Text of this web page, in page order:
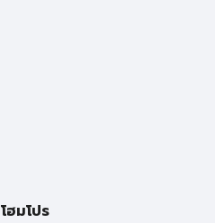
โฮมโปร